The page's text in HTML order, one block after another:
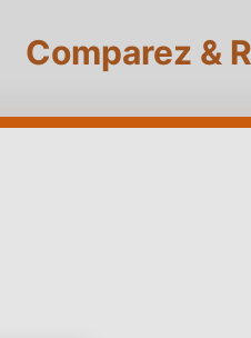
Comparez &